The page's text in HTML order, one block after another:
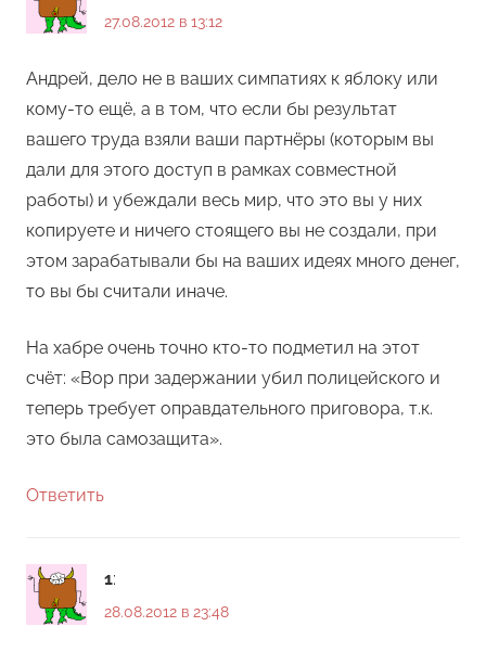
27.08.2012 в 13:12
Андрей, дело не в ваших симпатиях к яблоку или
кому-то ещё, а в том, что если бы результат
вашего труда взяли ваши партнёры (которым вы
дали для этого доступ в рамках совместной
работы) и убеждали весь мир, что это вы у них
копируете и ничего стоящего вы не создали, при
этом зарабатывали бы на ваших идеях много денег,
то вы бы считали иначе.
На хабре очень точно кто-то подметил на этот
счёт: «Вор при задержании убил полицейского и
теперь требует оправдательного приговора, т.к.
это была самозащита».
Ответить
1:
28.08.2012 в 23:48